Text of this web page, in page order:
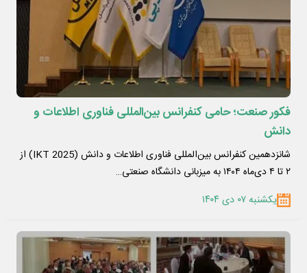
فکور صنعت؛ حامی کنفرانس بین‌المللی فناوری اطلاعات و
دانش
شانزدهمین کنفرانس بین‌المللی فناوری اطلاعات و دانش (IKT 2025) از
۲ تا ۴ دی‌ماه ۱۴۰۴ به میزبانی دانشگاه صنعتی…
یکشنبه ۰۷ دی ۱۴۰۴